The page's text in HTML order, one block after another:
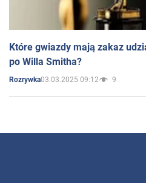
Które gwiazdy mają zakaz
po Willa Smitha?
Rozrywka03.03.2025 09:12 9